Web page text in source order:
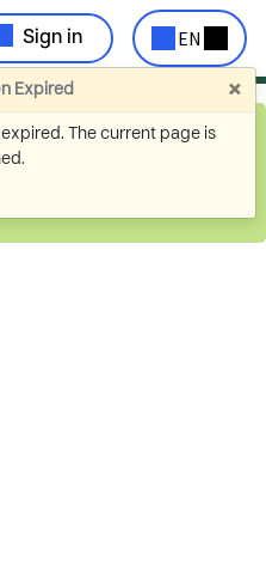
Expired ×
The current page is
Sign in EN